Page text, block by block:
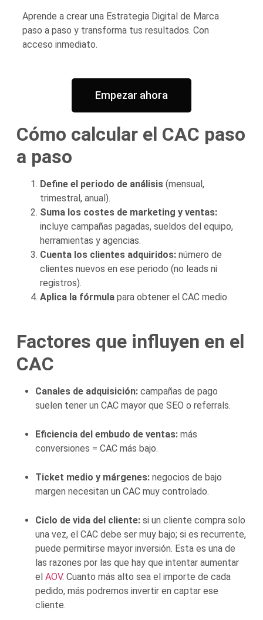
Aprende a crear una Estrategia Digital de Marca
paso a paso y transforma tus resultados. Con
acceso inmediato.
Empezar ahora
Cómo calcular el CAC paso
a paso
Define el periodo de análisis(mensual,
trimestral, anual).
Suma los costes de marketing y ventas:
incluye campañas pagadas, sueldos del equipo,
herramientas y agencias.
Cuenta los clientes adquiridos:número de
clientes nuevos en ese periodo (no leads ni
registros).
Aplica la fórmulapara obtener el CAC medio.
Factores que influyen en el
CAC
Canales de adquisición:campañas de pago
suelen tener un CAC mayor que SEO o referrals.
Eficiencia del embudo de ventas:más
conversiones = CAC más bajo.
Ticket medio y márgenes:negocios de bajo
margen necesitan un CAC muy controlado.
Ciclo de vida del cliente:si un cliente compra solo
una vez, el CAC debe ser muy bajo; si es recurrente,
puede permitirse mayor inversión. Esta es una de
las razones por las que hay que intentar aumentar
el AOV. Cuanto más alto sea el importe de cada
pedido, más podremos invertir en captar ese
cliente.